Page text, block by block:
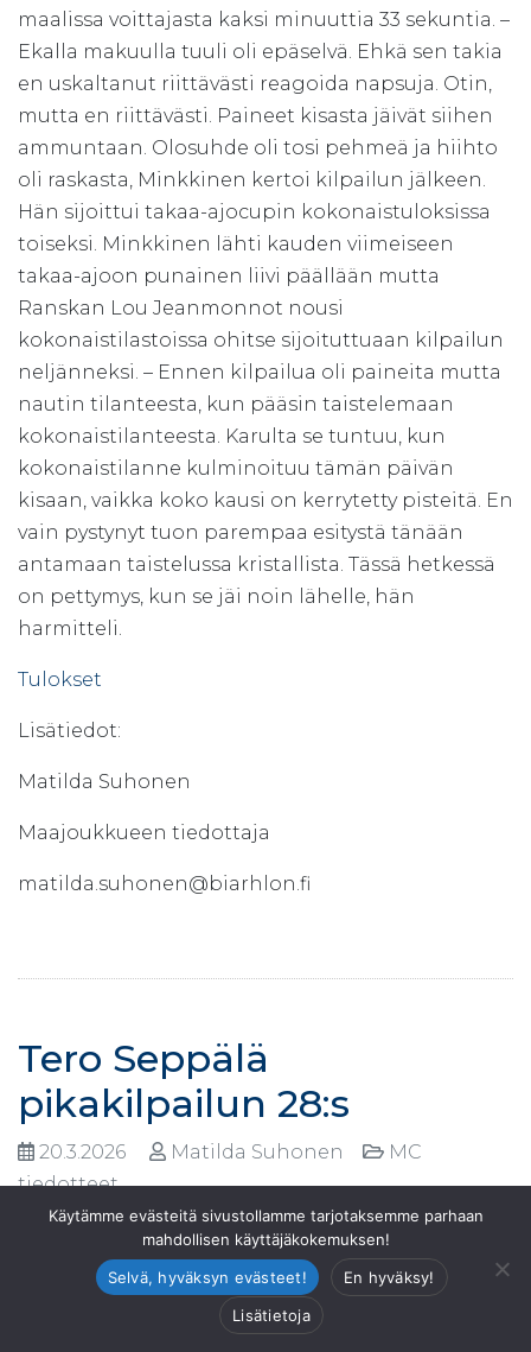
maalissa voittajasta kaksi minuuttia 33 sekuntia. –
Ekalla makuulla tuuli oli epäselvä. Ehkä sen takia
en uskaltanut riittävästi reagoida napsuja. Otin,
mutta en riittävästi. Paineet kisasta jäivät siihen
ammuntaan. Olosuhde oli tosi pehmeä ja hiihto
oli raskasta, Minkkinen kertoi kilpailun jälkeen.
Hän sijoittui takaa-ajocupin kokonaistuloksissa
toiseksi. Minkkinen lähti kauden viimeiseen
takaa-ajoon punainen liivi päällään mutta
Ranskan Lou Jeanmonnot nousi
kokonaistilastoissa ohitse sijoituttuaan kilpailun
neljänneksi. – Ennen kilpailua oli paineita mutta
nautin tilanteesta, kun pääsin taistelemaan
kokonaistilanteesta. Karulta se tuntuu, kun
kokonaistilanne kulminoituu tämän päivän
kisaan, vaikka koko kausi on kerrytetty pisteitä. En
vain pystynyt tuon parempaa esitystä tänään
antamaan taistelussa kristallista. Tässä hetkessä
on pettymys, kun se jäi noin lähelle, hän
harmitteli.
Tulokset
Lisätiedot:
Matilda Suhonen
Maajoukkueen tiedottaja
matilda.suhonen@biarhlon.fi
Tero Seppälä
pikakilpailun 28:s
20.3.2026 Matilda Suhonen
MC
tiedotteet
Käytämme evästeitä sivustollamme tarjotaksemme parhaan
mahdollisen käyttäjäkokemuksen!
Selvä, hyväksyn evästeet!
En hyväksy!
Lisätietoja